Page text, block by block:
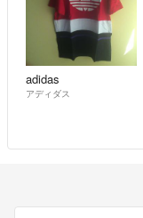
adidas
アディダス